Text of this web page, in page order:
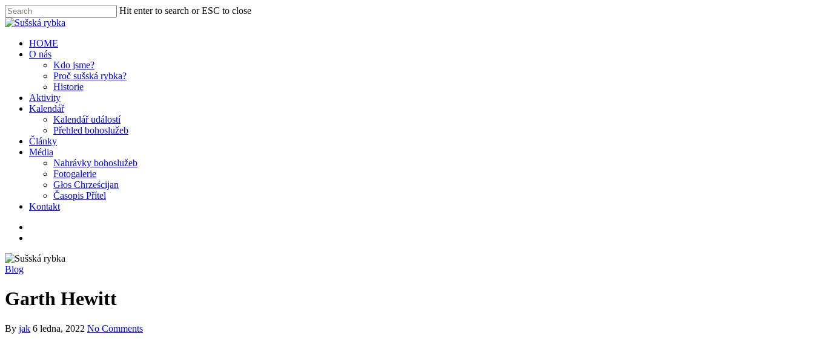
Hit enter to search or ESC to close
HOME
O nás
Kdo jsme?
Proč sušská rybka?
Historie
Aktivity
Kalendář
Kalendář událostí
Přehled bohoslužeb
Články
Média
Nahrávky bohoslužeb
Fotogalerie
Głos Chrześcijan
Časopis Přítel
Kontakt
Blog
Garth Hewitt
By jak 6 ledna, 2022 No Comments